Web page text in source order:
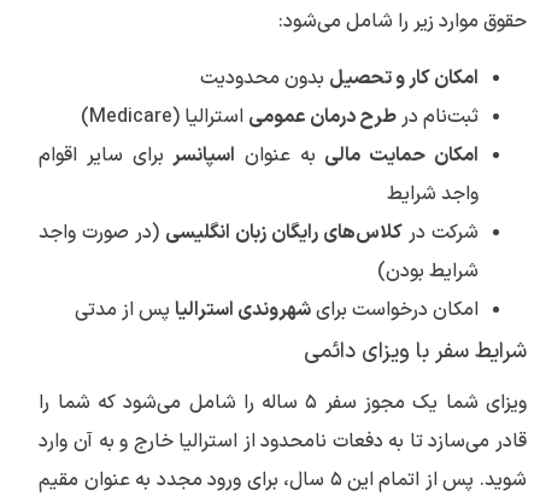
حقوق موارد زیر را شامل می‌شود:
امکان کار و تحصیل بدون محدودیت
ثبت‌نام درطرح درمان عمومی استرالیا (Medicare)
امکان حمایت مالی به عنوان اسپانسر برای سایر اقوام
واجد شرایط
شرکت درکلاس‌های رایگان زبان انگلیسی (در صورت واجد
شرایط بودن)
امکان درخواست برایشهروندی استرالیا پس از مدتی
شرایط سفر با ویزای دائمی
ویزای شما یک مجوز سفر ۵ ساله را شامل می‌شود که شما را
قادر می‌سازد تا به دفعات نامحدود از استرالیا خارج و به آن وارد
شوید. پس از اتمام این ۵ سال، برای ورود مجدد به عنوان مقیم